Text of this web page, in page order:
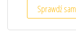
Sprawdź sam